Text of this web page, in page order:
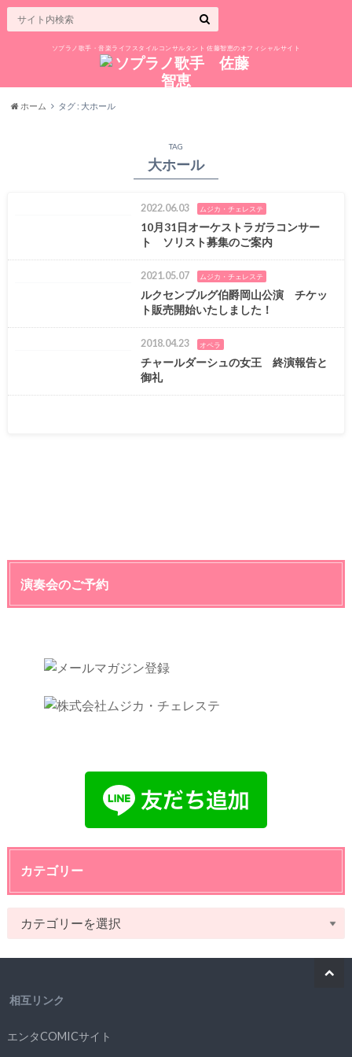
ソプラノ歌手・音楽ライフスタイルコンサルタント 佐藤智恵のオフィシャルサイト
ホーム タグ : 大ホール
TAG
大ホール
2022.06.03 ムジカ・チェレステ
10月31日オーケストラガラコンサー
ト ソリスト募集のご案内
2021.05.07 ムジカ・チェレステ
ルクセンブルグ伯爵岡山公演 チケッ
ト販売開始いたしました！
2018.04.23 オペラ
チャールダーシュの女王 終演報告と
御礼
演奏会のご予約
カテゴリー
相互リンク
エンタCOMICサイト